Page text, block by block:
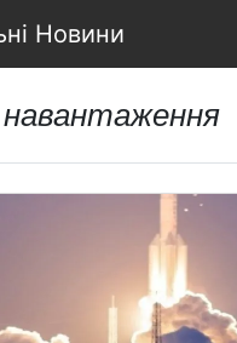
Новини